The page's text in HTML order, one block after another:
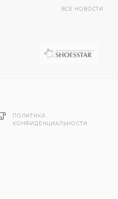
ВСЕ НОВОСТИ
ПОЛИТИКА
КОНФИДЕНЦИАЛЬНОСТИ